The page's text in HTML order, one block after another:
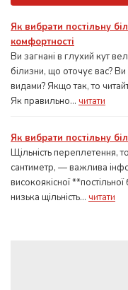
Як вибрати постільну
комфортності
Ви загнані в глухий кут
білизни, що оточує вас?
видами? Якщо так, то
Як правильно... читати
Як вибрати постільну
Щільність переплетення,
сантиметр, — важлива
високоякісної
низька щільність... читати